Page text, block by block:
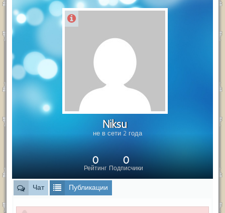
Niksu
не в сети 2 года
Рейтинг
0
Подписчики
0
Чат Публикации